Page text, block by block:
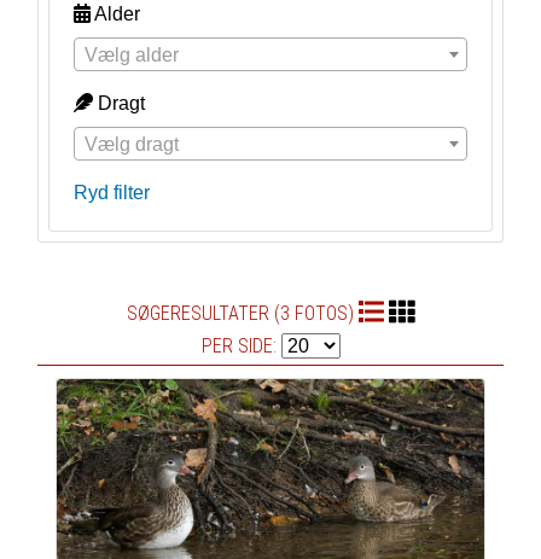
Alder
Vælg alder
Dragt
Vælg dragt
Ryd filter
SØGERESULTATER (3 FOTOS)
PER SIDE: